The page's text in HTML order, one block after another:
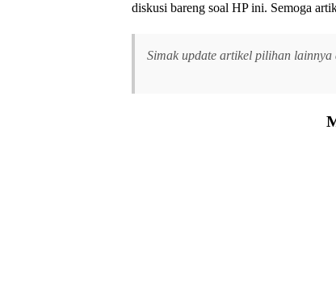
diskusi bareng soal HP ini. Semoga
Simak update artikel pilihan